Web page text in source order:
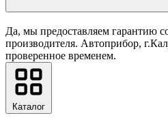
Да, мы предоставляем гарантию
производителя. Автоприбор,
проверенное временем.
Каталог